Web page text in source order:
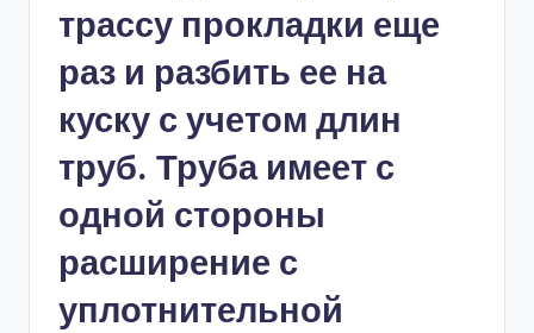
трассу прокладки еще
раз и разбить ее на
куску с учетом длин
труб. Труба имеет с
одной стороны
расширение с
уплотнительной